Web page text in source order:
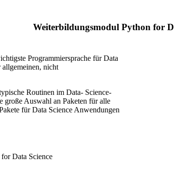
Weiterbildungsmodul Python for
Programmiersprache für Data
nicht
Routinen im Data- Science-
große Auswahl an Paketen für alle
für Data Science Anwendungen